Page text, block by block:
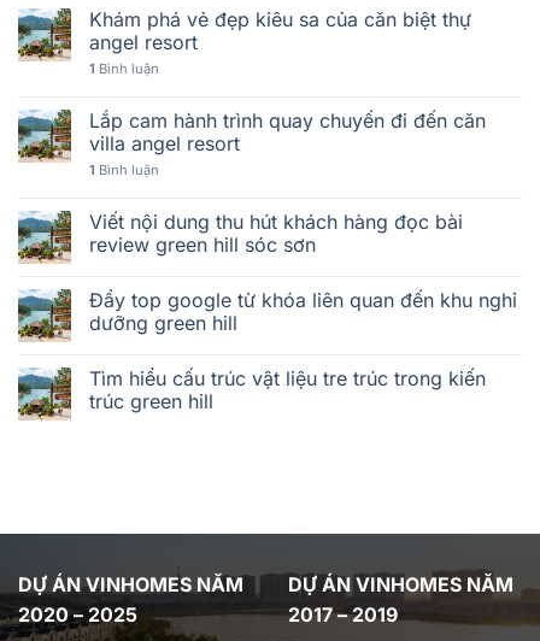
Khám phá vẻ đẹp kiêu sa của căn biệt thự
angel resort
1 Bình luận
Lắp cam hành trình quay chuyến đi đến căn
villa angel resort
1 Bình luận
Viết nội dung thu hút khách hàng đọc bài
review green hill sóc sơn
Đẩy top google từ khóa liên quan đến khu nghỉ
dưỡng green hill
Tìm hiểu cấu trúc vật liệu tre trúc trong kiến
trúc green hill
DỰ ÁN VINHOMES NĂM
2020 – 2025
DỰ ÁN VINHOMES NĂM
2017 – 2019